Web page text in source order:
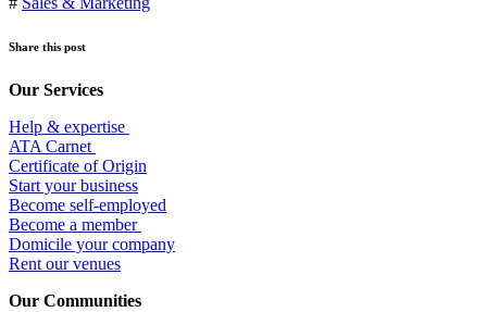
Share this post
Our Services
Help & expertise
​ATA Carnet
Certificate of Origin
Start your business
Become self-employed
Become a member
​Domicile your company
Rent our venues
Our Communities